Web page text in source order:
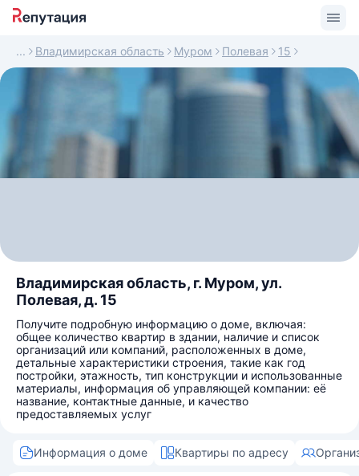
Владимирская область Муром Полевая 15
Владимирская область, г. Муром, ул.
Полевая, д. 15
Получите подробную информацию о доме, включая:
общее количество квартир в здании, наличие и список
организаций или компаний, расположенных в доме,
детальные характеристики строения, такие как год
постройки, этажность, тип конструкции и использованные
материалы, информация об управляющей компании: её
название, контактные данные, и качество
предоставляемых услуг
Информация о доме Квартиры по адресу